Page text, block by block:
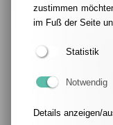
Stabilisierung
Beratung in
die Möglichkeit
bisheriger
Hilfe bei der
zustimmen
im Fuß der Seite
Statistik
Notwendig
Details anzeigen/